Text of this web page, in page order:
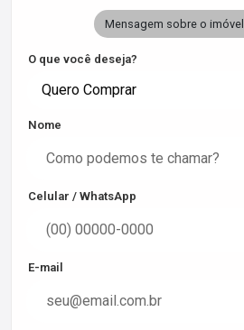
Mensagem sobre o imóvel
O que você deseja?
Quero Comprar
Nome
Celular / WhatsApp
E-mail